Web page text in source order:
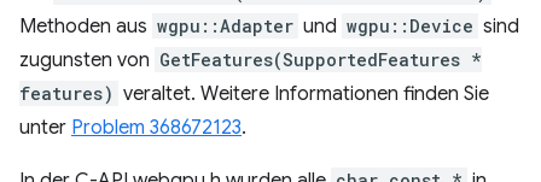
Methoden aus wgpu::Adapter und wgpu::Device sind
zugunsten von GetFeatures(SupportedFeatures *
features) veraltet. Weitere Informationen finden Sie
unter Problem 368672123.